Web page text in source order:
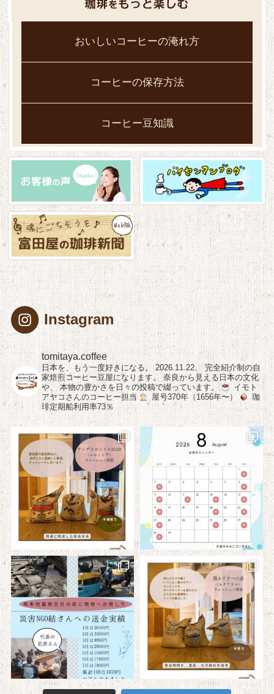
おいしいコーヒーの淹れ方
コーヒーの保存方法
コーヒー豆知識
Instagram
tomitaya.coffee
日本を、もう一度好きになる。 2026.11.22、完全紹介制の自
家焙煎コーヒー豆屋になります。 奈良から見える日本の文化
や、 本物の豊かさを日々の投稿で綴っています。
イモト
アヤコさんのコーヒー担当
屋号370年（1656年〜）
珈
琲定期船利用率73％